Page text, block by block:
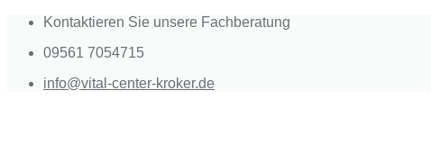
Kontaktieren Sie unsere Fachberatung
09561 7054715
info@vital-center-kroker.de